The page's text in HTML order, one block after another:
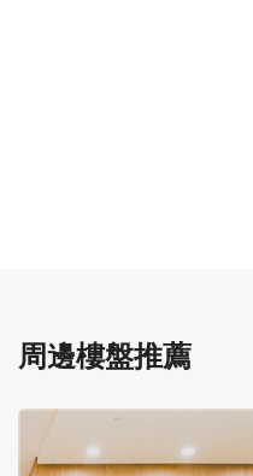
周邊樓盤推薦